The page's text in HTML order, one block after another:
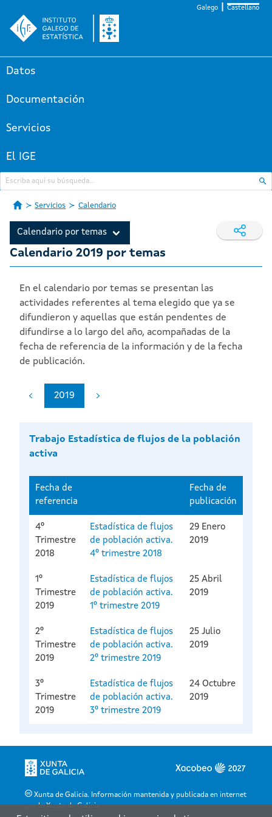
Galego Castellano
Datos
Documentación
Servicios
El IGE
Servicios Calendario
Calendario por temas
Calendario 2019 por temas
En el calendario por temas se presentan las
actividades referentes al tema elegido que ya se
difundieron y aquellas que están pendentes de
difundirse a lo largo del año, acompañadas de la
fecha de referencia de la información y de la fecha
de publicación.
2019
Trabajo Estadística de flujos de la población
activa
Fecha de
referencia
Fecha de
publicación
4º
Trimestre
2018
Estadística de flujos
de población activa.
4º trimestre 2018
29 Enero
2019
1º
Trimestre
2019
Estadística de flujos
de población activa.
1º trimestre 2019
25 Abril
2019
2º
Trimestre
2019
Estadística de flujos
de población activa.
2º trimestre 2019
25 Julio
2019
3º
Trimestre
2019
Estadística de flujos
de población activa.
3º trimestre 2019
24 Octubre
2019
Xunta de Galicia. Información mantenida y publicada en internet
por la Xunta de Galicia